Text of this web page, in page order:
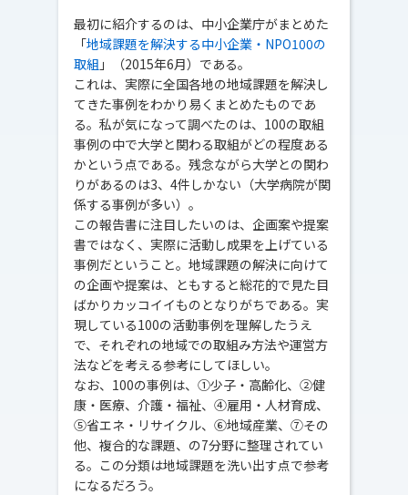
最初に紹介するのは、中小企業庁がまとめた
「地域課題を解決する中小企業・NPO100の
取組 」（2015年6月）である。
これは、実際に全国各地の地域課題を解決し
てきた事例をわかり易くまとめたものであ
る。私が気になって調べたのは、100の取組
事例の中で大学と関わる取組がどの程度ある
かという点である。残念ながら大学との関わ
りがあるのは3、4件しかない（大学病院が関
係する事例が多い）。
この報告書に注目したいのは、企画案や提案
書ではなく、実際に活動し成果を上げている
事例だということ。地域課題の解決に向けて
の企画や提案は、ともすると総花的で見た目
ばかりカッコイイものとなりがちである。実
現している100の活動事例を理解したうえ
で、それぞれの地域での取組み方法や運営方
法などを考える参考にしてほしい。
なお、100の事例は、①少子・高齢化、②健
康・医療、介護・福祉、④雇用・人材育成、
⑤省エネ・リサイクル、⑥地域産業、⑦その
他、複合的な課題、の7分野に整理されてい
る。この分類は地域課題を洗い出す点で参考
になるだろう。